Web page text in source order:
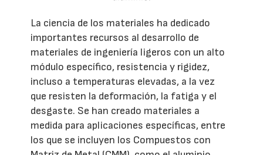
La ciencia de los materiales ha dedicado
importantes recursos al desarrollo de
materiales de ingeniería ligeros con un alto
módulo específico, resistencia y rigidez,
incluso a temperaturas elevadas, a la vez
que resisten la deformación, la fatiga y el
desgaste. Se han creado materiales a
medida para aplicaciones específicas, entre
los que se incluyen los Compuestos con